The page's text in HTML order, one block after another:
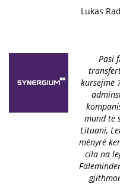
Lukas
Pasi
kursejmë
mund të
Lituani,
mënyrë
cila na